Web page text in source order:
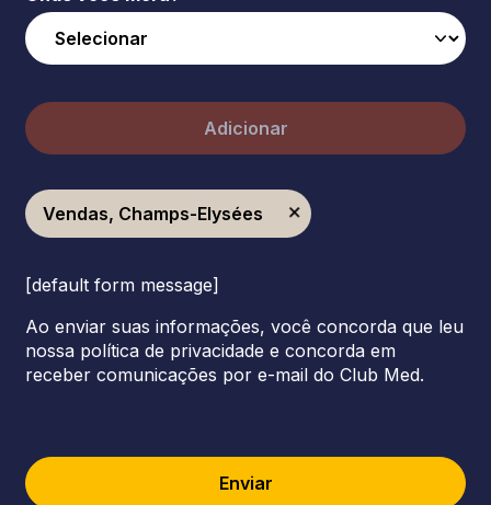
Adicionar
Vendas, Champs-Elysées
[default form message]
Ao enviar suas informações, você concorda que leu
nossa política de privacidade e concorda em
receber comunicações por e-mail do Club Med.
Enviar